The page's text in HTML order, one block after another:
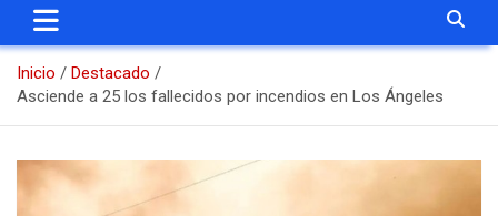
Inicio
Destacado
Asciende a 25 los fallecidos por incendios en Los Ángeles